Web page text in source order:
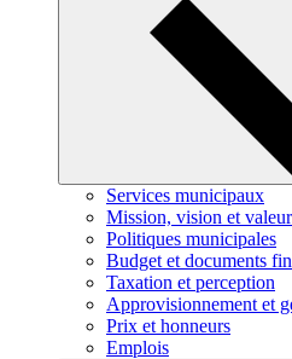
Services municipaux
Mission, vision et
Politiques municipales
Budget et documents
Taxation et perception
Approvisionnement et
Prix et honneurs
Emplois